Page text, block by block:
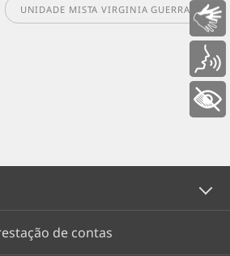
UNIDADE MISTA VIRGINIA GUERRA
de contas